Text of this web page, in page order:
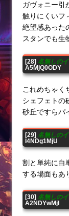
ガヴォニー引
触りにくいフ
絶望感あった
スタンでも生
[28] 名無しの
A5MjQ0ODY
これめちゃく
シェフェトの
砂丘ですらパ
[29] 名無しの
I4NDg1MjU
割と単純に白
する場面もあ
[30] 名無しの
A2NDYwMjI